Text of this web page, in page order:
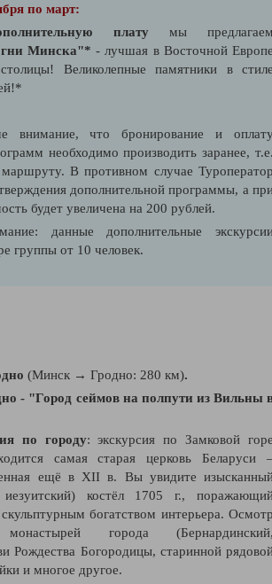
по март:
платумы
Минска"* - лучшая в Восточной
Великолепные памятники в
что бронирование и
необходимо производить заранее,
В противном случае
дополнительной программы, а
будет увеличена на 200 рублей.
данные дополнительные
группы от 10 человек.
(Минск → Гродно: 280 км).
- "Город сеймов на полпути из Вильны
по городу: экскурсия по Замковой
самая старая церковь Беларуси
ещё в XII в. Вы увидите
костёл 1705 г.,
богатством интерьера.
монастырей города
Рождества Богородицы, старинной
и многое другое.